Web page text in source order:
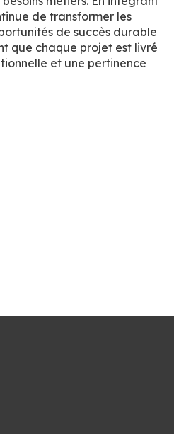
de transformer les
de succès durable
que chaque projet est livré
et une pertinence